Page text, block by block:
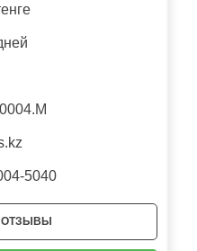
5040
ОТЗЫВЫ